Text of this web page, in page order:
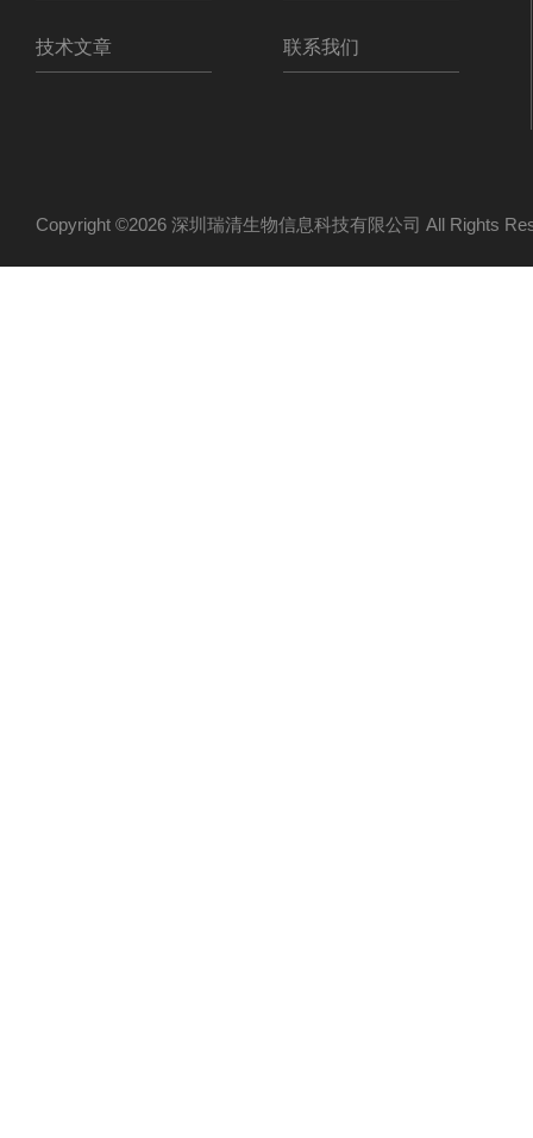
技术文章 联系我们
Copyright ©2026 深圳瑞清生物信息科技有限公司 All Rights